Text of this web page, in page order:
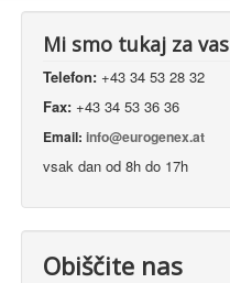
Mi smo tukaj za vas
Telefon: +43 34 53 28 32
Fax: +43 34 53 36 36
Email: info@eurogenex.at
vsak dan od 8h do 17h
Obiščite nas